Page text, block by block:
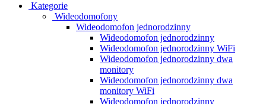
Kategorie
Wideodomofony
Wideodomofon jednorodzinny
Wideodomofon jednorodzinny
Wideodomofon jednorodzinny WiFi
Wideodomofon jednorodzinny dwa
monitory
Wideodomofon jednorodzinny dwa
monitory WiFi
Wideodomofon jednorodzinny